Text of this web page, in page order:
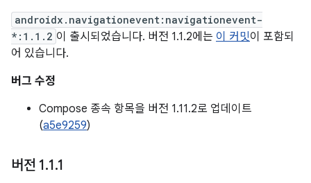
androidx.navigationevent:navigationevent-
*:1.1.2 이 출시되었습니다. 버전 1.1.2에는 이 커밋이 포함되
어 있습니다.
버그 수정
Compose 종속 항목을 버전 1.11.2로 업데이트
(a5e9259)
버전 1.1.1